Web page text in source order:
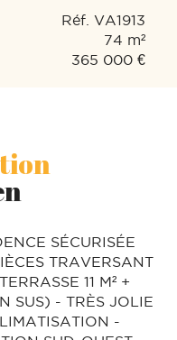
Réf. VA1913
74 m²
365 000 €
SÉCURISÉE
TRAVERSANT
11 M² +
SUS) - TRÈS JOLIE
-